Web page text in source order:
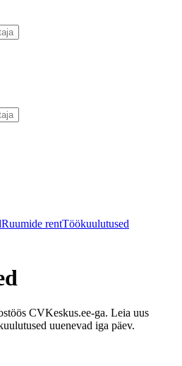
Ruumide rentTöökuulutused
CVKeskus.ee-ga. Leia uus
uuenevad iga päev.